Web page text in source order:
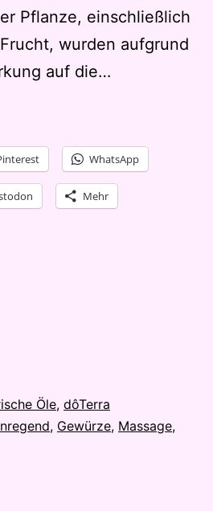
Pflanze, einschließlich
wurden aufgrund
auf die…
dôTerra
WhatsApp
Mehr
Öle, dôTerra
, Gewürze, Massage,